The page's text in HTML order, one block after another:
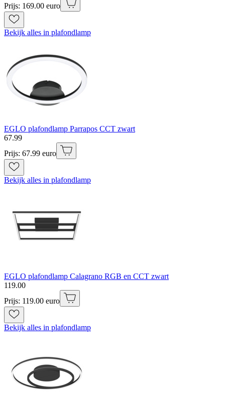
Prijs: 169.00 euro
Bekijk alles in plafondlamp
EGLO plafondlamp Parrapos CCT zwart
67.99
Prijs: 67.99 euro
Bekijk alles in plafondlamp
EGLO plafondlamp Calagrano RGB en CCT zwart
119.00
Prijs: 119.00 euro
Bekijk alles in plafondlamp